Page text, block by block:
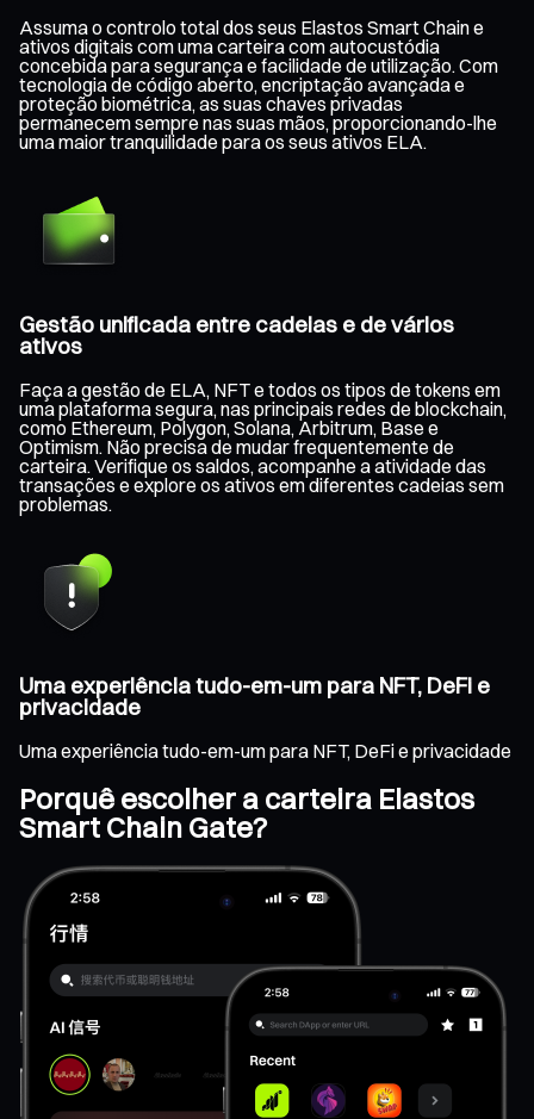
Assuma o controlo total dos seus Elastos Smart Chain e
ativos digitais com uma carteira com autocustódia
concebida para segurança e facilidade de utilização. Com
tecnologia de código aberto, encriptação avançada e
proteção biométrica, as suas chaves privadas
permanecem sempre nas suas mãos, proporcionando-lhe
uma maior tranquilidade para os seus ativos ELA.
Gestão unificada entre cadeias e de vários
ativos
Faça a gestão de ELA, NFT e todos os tipos de tokens em
uma plataforma segura, nas principais redes de blockchain,
como Ethereum, Polygon, Solana, Arbitrum, Base e
Optimism. Não precisa de mudar frequentemente de
carteira. Verifique os saldos, acompanhe a atividade das
transações e explore os ativos em diferentes cadeias sem
problemas.
Uma experiência tudo-em-um para NFT, DeFi e
privacidade
Uma experiência tudo-em-um para NFT, DeFi e privacidade
Porquê escolher a carteira Elastos
Smart Chain Gate?